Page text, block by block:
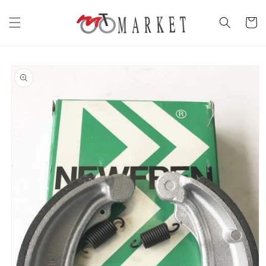
ai contenuti
Carrello
informazioni
sul prodotto